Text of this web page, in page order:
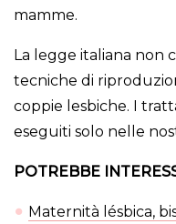
mamme.
La legge italiana non
tecniche di
coppie lesbiche. I
eseguiti solo nelle
POTREBBE
Maternità lésbica,